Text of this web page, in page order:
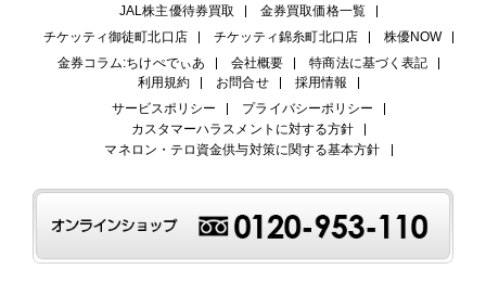
JAL株主優待券買取
金券買取価格一覧
チケッティ御徒町北口店
チケッティ錦糸町北口店
株優NOW
金券コラム:ちけぺでぃあ
会社概要
特商法に基づく表記
利用規約
お問合せ
採用情報
サービスポリシー
プライバシーポリシー
カスタマーハラスメントに対する方針
マネロン・テロ資金供与対策に関する基本方針